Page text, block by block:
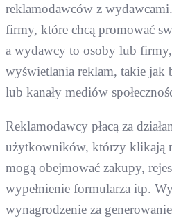
reklamodawców z
firmy, które chcą promować
a wydawcy to osoby lub
wyświetlania reklam, takie jak
lub kanały mediów
Reklamodawcy płacą za
użytkowników, którzy klikają
mogą obejmować zakupy,
wypełnienie formularza itp.
wynagrodzenie za